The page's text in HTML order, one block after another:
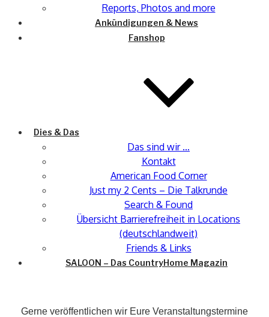
Reports, Photos and more
Ankündigungen & News
Fanshop
Dies & Das
Das sind wir …
Kontakt
American Food Corner
Just my 2 Cents – Die Talkrunde
Search & Found
Übersicht Barrierefreiheit in Locations
(deutschlandweit)
Friends & Links
SALOON – Das CountryHome Magazin
Gerne veröffentlichen wir Eure Veranstaltungstermine